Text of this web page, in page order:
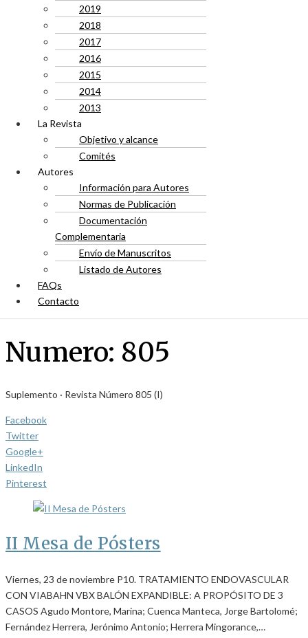
2019
2018
2017
2016
2015
2014
2013
La Revista
Objetivo y alcance
Comités
Autores
Información para Autores
Normas de Publicación
Documentación
Complementaria
Envío de Manuscritos
Listado de Autores
FAQs
Contacto
Numero: 805
Suplemento · Revista Número 805 (I)
Facebook
Twitter
Google+
LinkedIn
Pinterest
II Mesa de Pósters
Viernes, 23 de noviembre P10. TRATAMIENTO ENDOVASCULAR
CON VIABAHN VBX BALÓN EXPANDIBLE: A PROPÓSITO DE 3
CASOS Agudo Montore, Marina; Cuenca Manteca, Jorge Bartolomé;
Fernández Herrera, Jerónimo Antonio; Herrera Mingorance,…